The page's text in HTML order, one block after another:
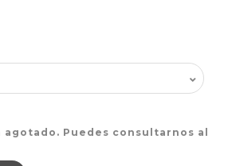
Puedes consultarnos al